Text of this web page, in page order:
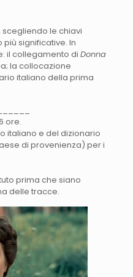
le chiavi
significative. In
il collegamento di Donna
la collocazione
italiano della prima
ore.
italiano e del dizionario
di provenienza) per i
prima che siano
delle tracce.